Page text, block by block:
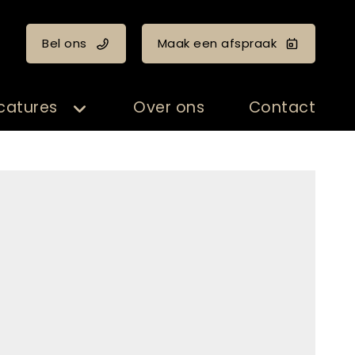
Bel ons Maak een afspraak
Over ons Contact